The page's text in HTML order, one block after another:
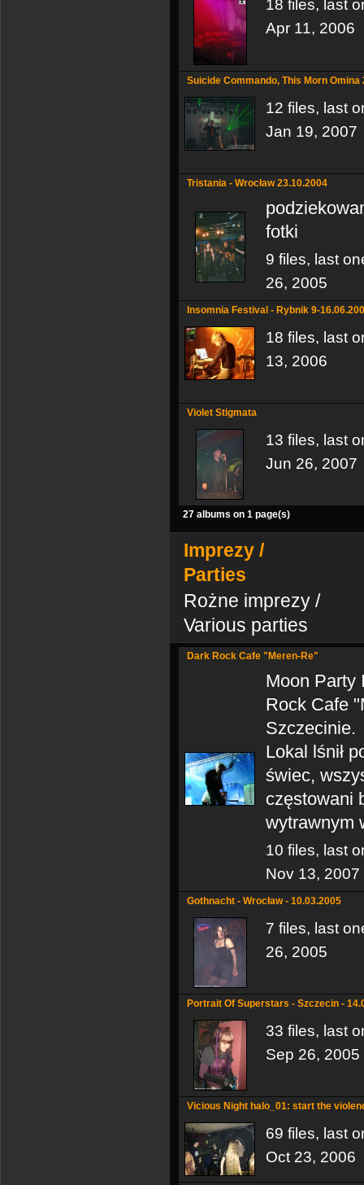
18 files, last
Apr 11, 2006
Suicide Commando, This Morn Omina
12 files, last
Jan 19, 2007
Tristania - Wrocław 23.10.2004
fotki
9 files, last
26, 2005
Insomnia Festival - Rybnik 9-
18 files, last
13, 2006
Violet Stigmata
13 files, last
Jun 26, 2007
27 albums on 1 page(s)
Imprezy /
Parties
Rożne imprezy /
Various parties
Dark Rock Cafe "Meren-Re"
Moon Party
Rock Cafe
Szczecinie.
Lokal lśnił
świec,
częstowani
wytrawnym
10 files, last
Nov 13, 2007
Gothnacht - Wrocław - 10.03.2005
7 files, last
26, 2005
Portrait Of Superstars - Szczecin -
33 files, last
Sep 26, 2005
Vicious Night halo_01: start the
69 files, last
Oct 23, 2006